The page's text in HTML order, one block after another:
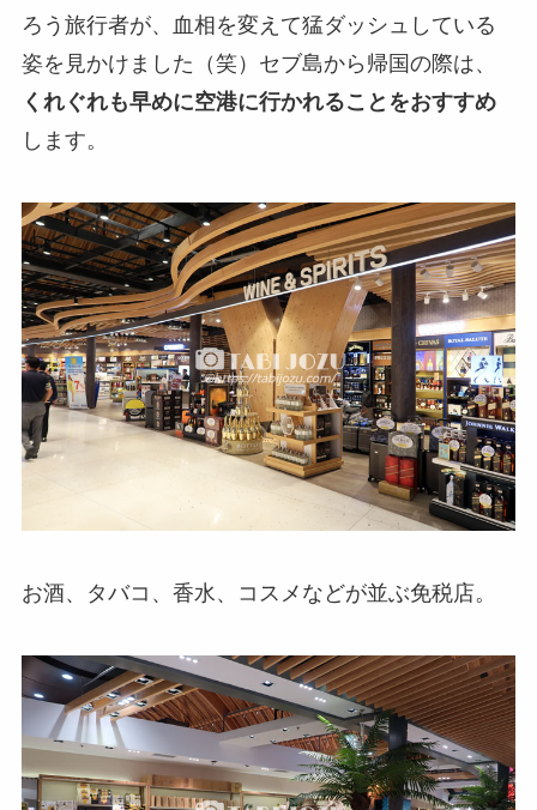
ろう旅行者が、血相を変えて猛ダッシュしている
姿を見かけました（笑）セブ島から帰国の際は、
くれぐれも早めに空港に行かれることをおすすめ
します。
お酒、タバコ、香水、コスメなどが並ぶ免税店。